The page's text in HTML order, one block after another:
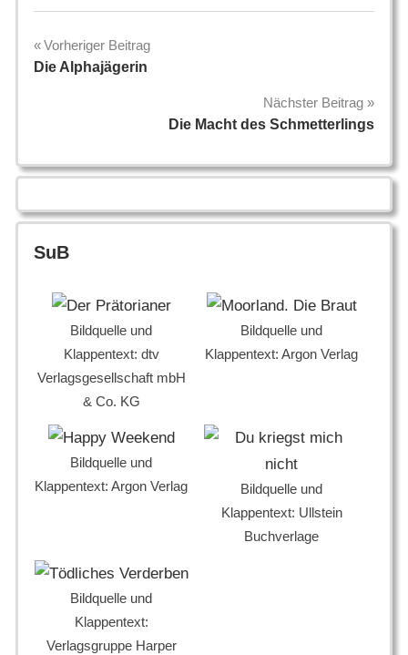
Beitragsnavigation
Vorheriger Beitrag
Die Alphajägerin
Nächster Beitrag
Die Macht des Schmetterlings
SuB
Bildquelle und
Klappentext: dtv
Verlagsgesellschaft mbH
& Co. KG
Bildquelle und
Klappentext: Argon Verlag
Bildquelle und
Klappentext: Argon Verlag
Bildquelle und
Klappentext: Ullstein
Buchverlage
Bildquelle und
Klappentext:
Verlagsgruppe Harper